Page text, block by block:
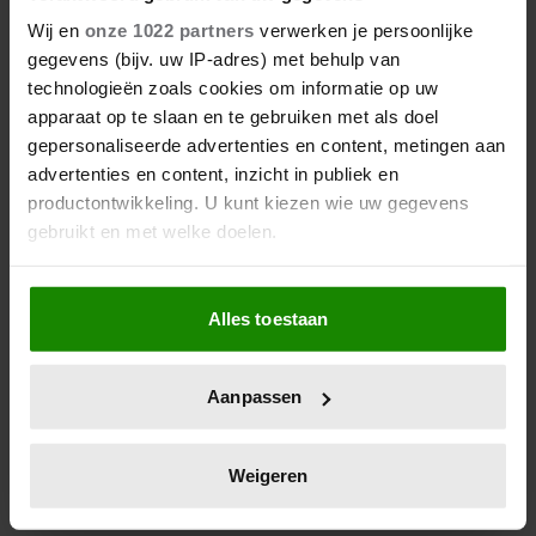
Wij en onze 1022 partners verwerken je persoonlijke
gegevens (bijv. uw IP-adres) met behulp van
technologieën zoals cookies om informatie op uw
apparaat op te slaan en te gebruiken met als doel
gepersonaliseerde advertenties en content, metingen aan
advertenties en content, inzicht in publiek en
productontwikkeling. U kunt kiezen wie uw gegevens
gebruikt en met welke doelen.
Als u het toestaat, willen we ook graag:
Informatie verzamelen over uw geografische
locatie, die tot een paar meter nauwkeurig kan zijn
scannen op specifieke eigenschappen (fingerprinting)
verwerkt en stel uw voorkeuren in het
intrekken in de Cookieverklaring.
Alles toestaan
Aanpassen
Weigeren
MÁXIMA TROTS NA NIEUWE
‘WEERGALOZE’ ZEGE VOOR
VELZEBOER
Koning Willem-Alexander en koningin Máxima
vieren de tweede olympische titel van Xandra
Velzeboer met een openbare felicitatie. Het
koningspaar noemt de zege ‘weergaloos’ en deelt
‘met trots’ hun bewondering. De shorttrackster won
1000 meter.